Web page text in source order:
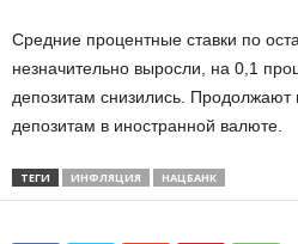
Средние процентные ставки по
незначительно выросли, на 0,1
депозитам снизились. Продолжают
депозитам в иностранной валюте.
ТЕГИ ИНФЛЯЦИЯ НАЦБАНК